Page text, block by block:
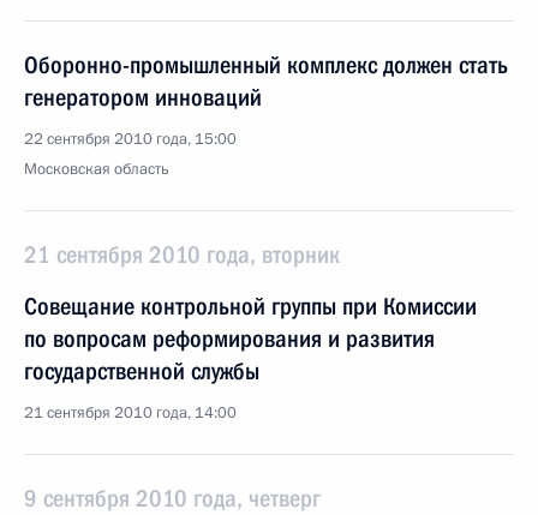
Оборонно-промышленный комплекс должен стать
генератором инноваций
22 сентября 2010 года, 15:00
Московская область
21 сентября 2010 года, вторник
Совещание контрольной группы при Комиссии
по вопросам реформирования и развития
государственной службы
21 сентября 2010 года, 14:00
9 сентября 2010 года, четверг